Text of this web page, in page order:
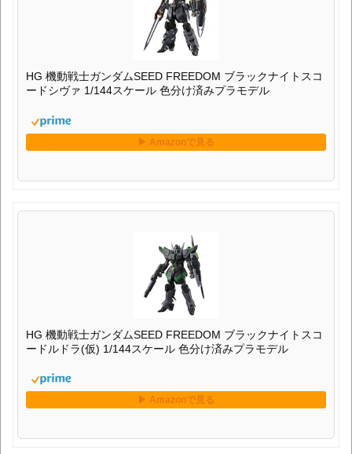
HG 機動戦士ガンダムSEED FREEDOM ブラックナイトスコ
ードシヴァ 1/144スケール 色分け済みプラモデル
HG 機動戦士ガンダムSEED FREEDOM ブラックナイトスコ
ードルドラ(仮) 1/144スケール 色分け済みプラモデル